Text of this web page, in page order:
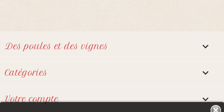
Des poules et des vignes 
Catégories 
Votre compte 